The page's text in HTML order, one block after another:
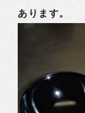
あります。